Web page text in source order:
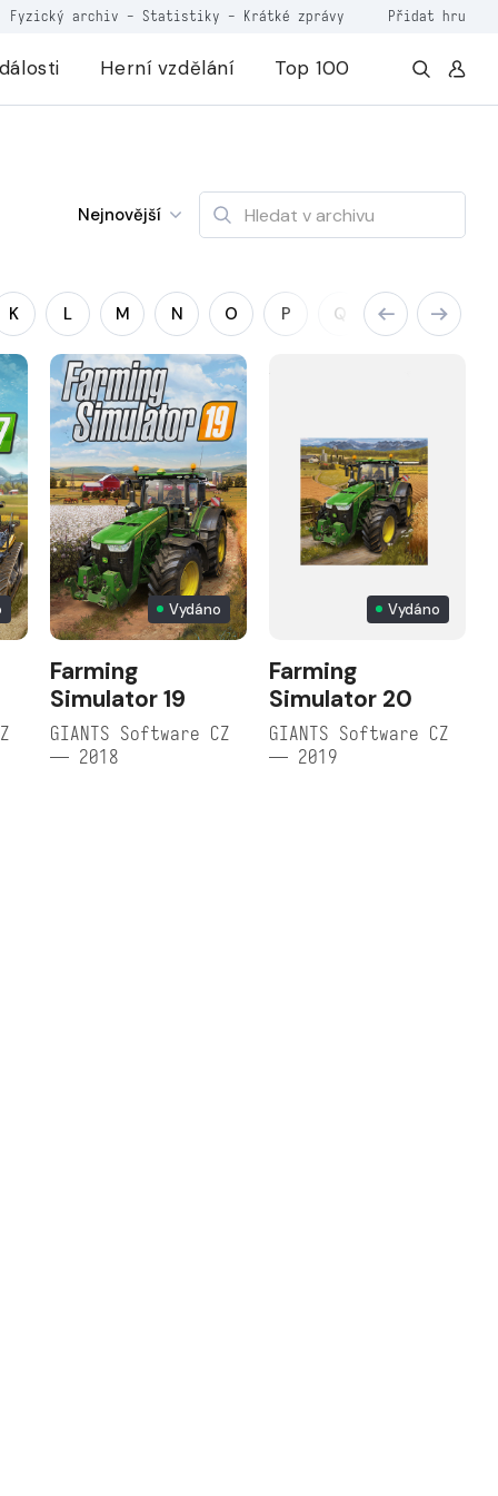
Fyzický archiv - Statistiky - Krátké zprávy Přidat hru
Herní vzdělání Top 100
Nejnovější
K L M N O P Q R S
Vydáno
Farming
Simulator 19
GIANTS Software CZ
— 2018
Vydáno
Farming
Simulator 20
GIANTS Software CZ
— 2019